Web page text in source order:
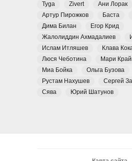
Tyga
Zivert
Ани Лорак
Артур Пирожков
Баста
Дима Билан
Егор Крид
Жалолиддин Ахмадалиев
Ислам Итляшев
Клава
Люся Чеботина
Мари
Миа Бойка
Ольга Бузова
Рустам Нахушев
Сергей
Сява
Юрий Шатунов